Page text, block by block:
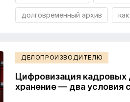
долговременный архив
ДЕЛОПРОИЗВОДИТЕЛЮ
Цифровизация
хранение — два условия